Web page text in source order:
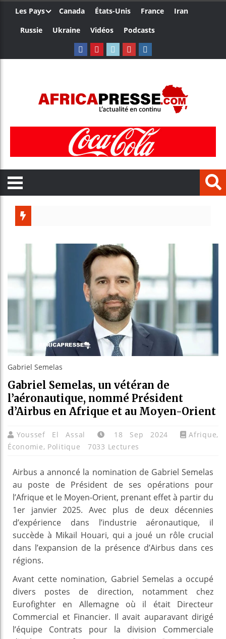
Les Pays Canada États-Unis France
Iran
Russie
Ukraine Vidéos Podcasts
Bénin :
Aliko
Gabriel Semelas
Gabriel Semelas, un vétéran de
l’aéronautique, nommé Président
d’Airbus en Afrique et au Moyen-Orient
Youssef El Assal 18 Sep 2024 Afrique,
Économie, Politique 7033 Lectures
Airbus a annoncé la nomination de Gabriel Semelas
au poste de Président de ses opérations pour
l’Afrique et le Moyen-Orient, prenant effet à partir du
1er janvier 2025. Avec plus de deux décennies
d’expérience dans l’industrie aéronautique, il
succède à Mikail Houari, qui a joué un rôle crucial
dans l’expansion de la présence d’Airbus dans ces
régions.
Avant cette nomination, Gabriel Semelas a occupé
divers postes de direction, notamment chez
Eurofighter en Allemagne où il était Directeur
Commercial et Financier. Il avait auparavant dirigé
l’équipe Contrats pour la division Commerciale